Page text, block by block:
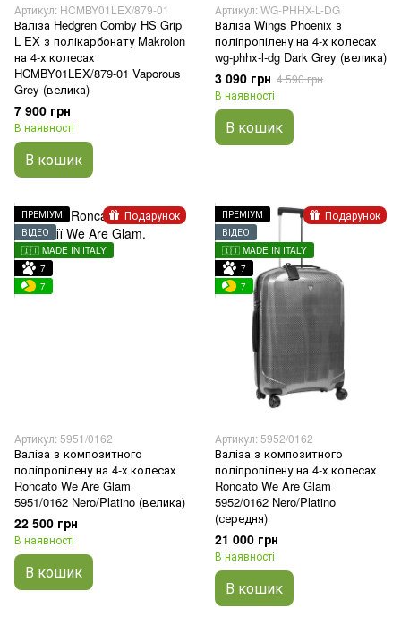
Артикул: HCMBY01LEX/879-01
Валіза Hedgren Comby HS Grip
L EX з полікарбонату Makrolon
на 4-х колесах
HCMBY01LEX/879-01 Vaporous
Grey (велика)
7 900 грн
В наявності
В кошик
Артикул: WG-PHHX-L-DG
Валіза Wings Phoenix з
поліпропілену на 4-х колесах
wg-phhx-l-dg Dark Grey (велика)
3 090 грн 4 590 грн
В наявності
В кошик
Подарунок
ПРЕМІУМ
ВІДЕО
🇮🇹 MADE IN ITALY
7
7
Артикул: 5951/0162
Валіза з композитного
поліпропілену на 4-х колесах
Roncato We Are Glam
5951/0162 Nero/Platino (велика)
22 500 грн
В наявності
В кошик
Подарунок
ПРЕМІУМ
ВІДЕО
🇮🇹 MADE IN ITALY
7
7
Артикул: 5952/0162
Валіза з композитного
поліпропілену на 4-х колесах
Roncato We Are Glam
5952/0162 Nero/Platino
(середня)
21 000 грн
В наявності
В кошик